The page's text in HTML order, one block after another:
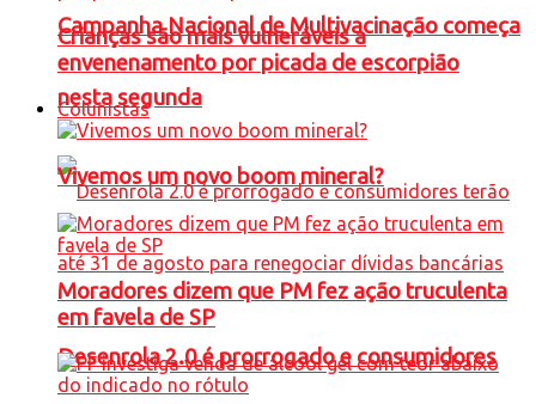
Campanha Nacional de Multivacinação começa
nesta segunda
Desenrola 2.0 é prorrogado e consumidores
Crianças são mais vulneráveis a
envenenamento por picada de escorpião
Colunistas
Vivemos um novo boom mineral?
Moradores dizem que PM fez ação truculenta
em favela de SP